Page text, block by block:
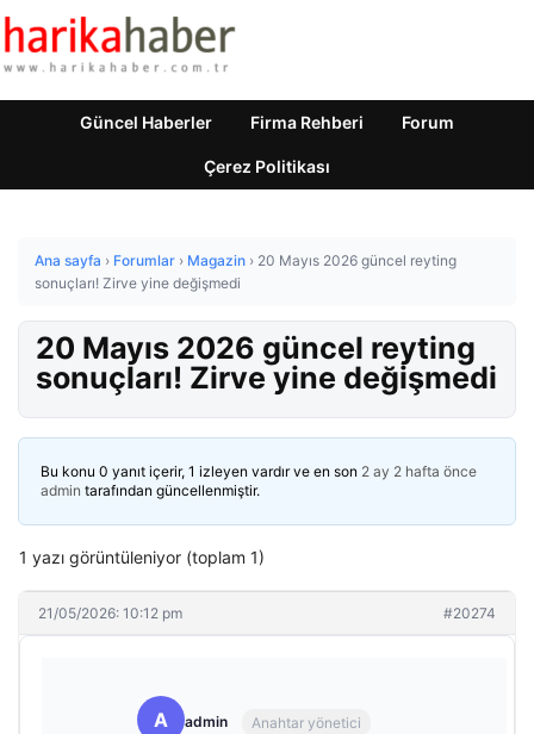
Güncel Haberler Firma Rehberi Forum
Çerez Politikası
Ana sayfa › Forumlar › Magazin › 20 Mayıs 2026 güncel reyting
sonuçları! Zirve yine değişmedi
20 Mayıs 2026 güncel reyting
sonuçları! Zirve yine değişmedi
Bu konu 0 yanıt içerir, 1 izleyen vardır ve en son 2 ay 2 hafta önce
admin tarafından güncellenmiştir.
1 yazı görüntüleniyor (toplam 1)
21/05/2026: 10:12 pm #20274
A admin Anahtar yönetici